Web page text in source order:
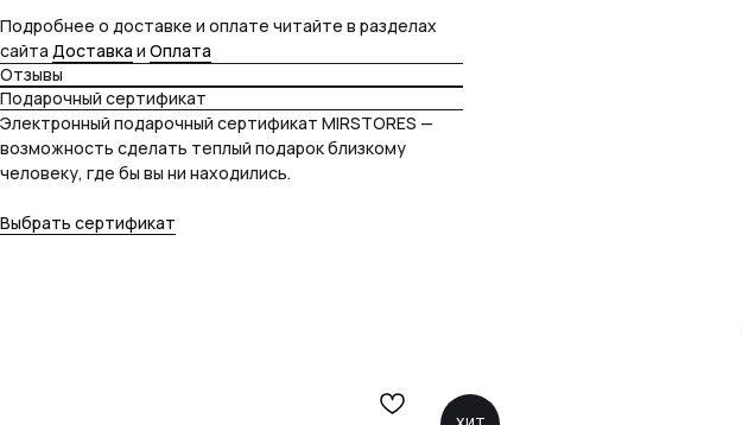
Подробнее о доставке и оплате читайте в разделах
сайта Доставка и Оплата
Отзывы
Подарочный сертификат
Электронный подарочный сертификат MIRSTORES —
возможность сделать теплый подарок близкому
человеку, где бы вы ни находились.
Выбрать сертификат